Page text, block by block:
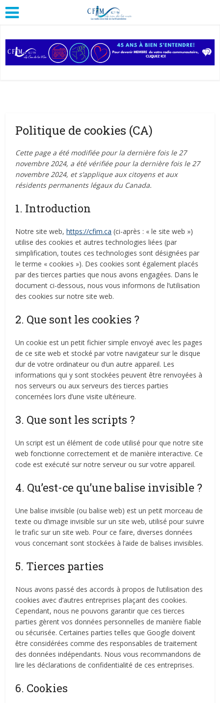
Politique de cookies (CA)
Cette page a été modifiée pour la dernière fois le 27
novembre 2024, a été vérifiée pour la dernière fois le 27
novembre 2024, et s’applique aux citoyens et aux
résidents permanents légaux du Canada.
1. Introduction
Notre site web,https://cfim.ca (ci-après : « le site web »)
utilise des cookies et autres technologies liées (par
simplification, toutes ces technologies sont désignées par
le terme « cookies »). Des cookies sont également placés
par des tierces parties que nous avons engagées. Dans le
document ci-dessous, nous vous informons de l’utilisation
des cookies sur notre site web.
2. Que sont les cookies ?
Un cookie est un petit fichier simple envoyé avec les pages
de ce site web et stocké par votre navigateur sur le disque
dur de votre ordinateur ou d’un autre appareil. Les
informations qui y sont stockées peuvent être renvoyées à
nos serveurs ou aux serveurs des tierces parties
concernées lors d’une visite ultérieure.
3. Que sont les scripts ?
Un script est un élément de code utilisé pour que notre site
web fonctionne correctement et de manière interactive. Ce
code est exécuté sur notre serveur ou sur votre appareil.
4. Qu’est-ce qu’une balise invisible ?
Une balise invisible (ou balise web) est un petit morceau de
texte ou d’image invisible sur un site web, utilisé pour suivre
le trafic sur un site web. Pour ce faire, diverses données
vous concernant sont stockées à l’aide de balises invisibles.
5. Tierces parties
Nous avons passé des accords à propos de l’utilisation des
cookies avec d’autres entreprises plaçant des cookies.
Cependant, nous ne pouvons garantir que ces tierces
parties gèrent vos données personnelles de manière fiable
ou sécurisée. Certaines parties telles que Google doivent
être considérées comme des responsables de traitement
des données indépendants. Nous vous recommandons de
lire les déclarations de confidentialité de ces entreprises.
6. Cookies